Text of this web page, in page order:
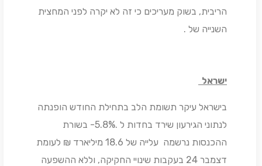
הריבית, בשוק מעריכים כי זה לא יקרה לפני המחצית
השנייה של .
ישראל
בישראל עיקר תשומת הלב בתחילת החודש הופנתה
לנתוני הגירעון שירד בחדות ל .5.8%- בשורת
ההכנסות נרשמה עלייה של 18.6 מיליארד ₪ לעומת
דצמבר 24 בעקבות שינויי החקיקה, וללא ההשפעה